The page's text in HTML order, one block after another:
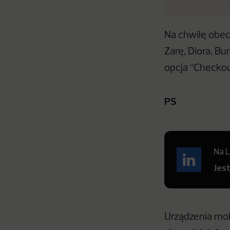
Na chwilę
Zarę, Diora,
opcja
PS
Na
Urządzenia